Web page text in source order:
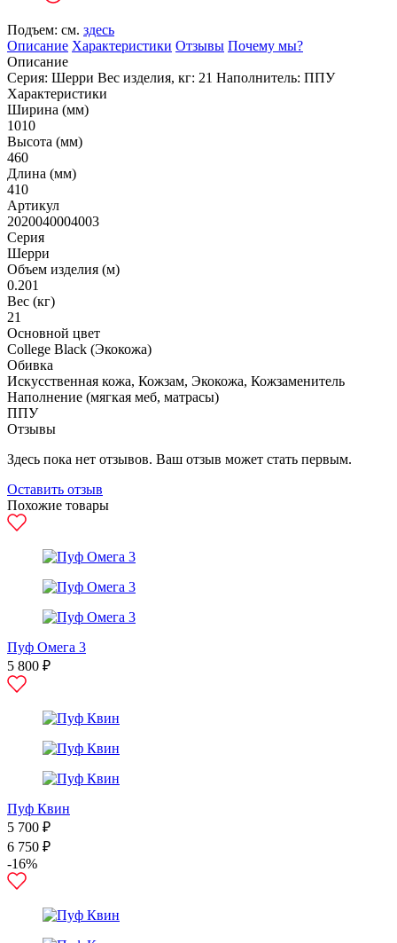
Подъем: см. здесь
Описание Характеристики Отзывы Почему мы?
Описание
Серия: Шерри Вес изделия, кг: 21 Наполнитель: ППУ
Характеристики
Ширина (мм)
1010
Высота (мм)
460
Длина (мм)
410
Артикул
2020040004003
Серия
Шерри
Объем изделия (м)
0.201
Вес (кг)
21
Основной цвет
College Black (Экокожа)
Обивка
Искусственная кожа, Кожзам, Экокожа, Кожзаменитель
Наполнение (мягкая меб, матрасы)
ППУ
Отзывы
Здесь пока нет отзывов. Ваш отзыв может стать первым.
Оставить отзыв
Похожие товары
Пуф Омега 3
5 800 ₽
Пуф Квин
5 700 ₽
6 750 ₽
-16%